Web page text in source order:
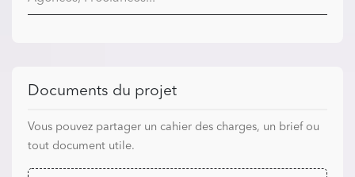
Documents du projet
Vous pouvez partager un cahier des charges, un brief ou
tout document utile.